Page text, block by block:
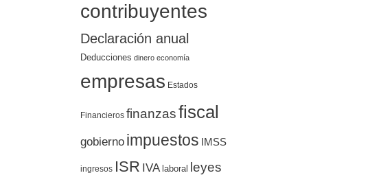
contribuyentes
Declaración anual
Deducciones dinero economía
empresas Estados
Financieros finanzasfiscal
gobierno impuestos IMSS
ingresos ISR IVA laboral leyes